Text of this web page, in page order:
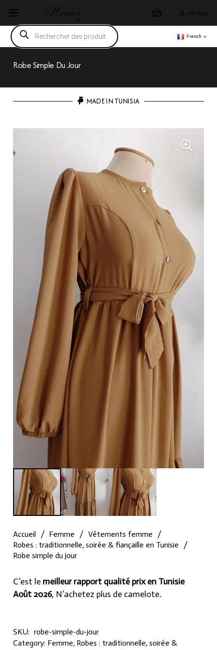
Vendeur
Recherche
de
produits
French ▼
Robe Simple Du Jour
MADE IN TUNISIA
Accueil / Femme / Vêtements femme
/
Robes : traditionnelle, soirée & fiançaille en Tunisie
/
Robe simple du jour
C’est le meilleur rapport qualité prix en Tunisie
Août 2026, N’achetez plus de camelote.
SKU: robe-simple-du-jour
Category: Femme, Robes : traditionnelle, soirée &